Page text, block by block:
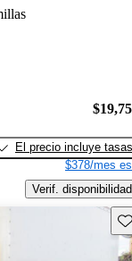
El precio incluye tasas
$378/mes
Verif. disponibilidad